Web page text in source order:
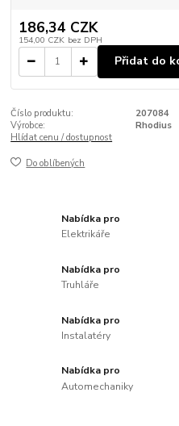
186,34 CZK
154,00 CZK bez DPH
Přidat do
Číslo produktu:
207084
Výrobce:
Rhodius
Hlídat cenu / dostupnost
Do oblíbených
Nabídka pro
Elektrikáře
Nabídka pro
Truhláře
Nabídka pro
Instalatéry
Nabídka pro
Automechaniky